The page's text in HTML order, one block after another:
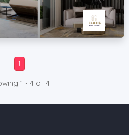
1
1 - 4 of 4